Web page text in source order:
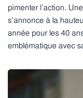
pimenter l’action.
s’annonce à la
année pour les 40
emblématique avec